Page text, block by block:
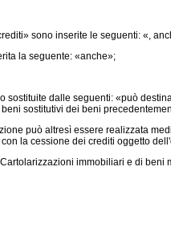
sono inserite le seguenti: «,
la seguente: «anche»;
dalle seguenti: «può
sostitutivi dei beni
può altresì essere realizzata
la cessione dei crediti oggetto
immobiliari e di beni